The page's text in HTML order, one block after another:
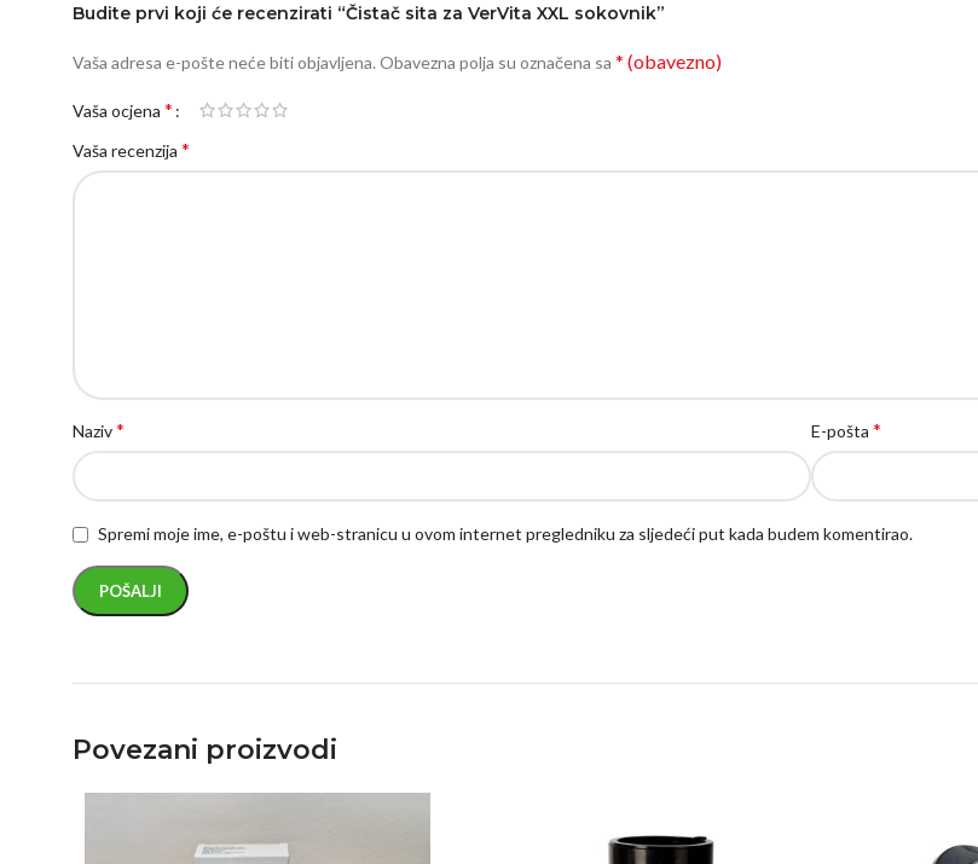
Budite prvi koji će recenzirati “Čistač sita za VerVita XXL sokovnik”
Vaša adresa e-pošte neće biti objavljena. Obavezna polja su označena sa * (obavezno)
Vaša ocjena *
Vaša recenzija *
Naziv* E-pošta *
Spremi moje ime, e-poštu i web-stranicu u ovom internet pregledniku za sljedeći put kada budem komentirao.
Povezani proizvodi